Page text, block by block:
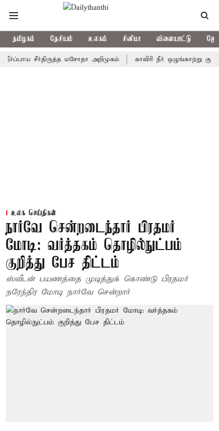
தமிழகம் தேசியம் உலகம் சினிமா விளையாட்டு
சீர்திருத்த மசோதா அறிமுகம் காவிரி நீர் ஒழுங்காற்று குழு நாளை
உலக செய்திகள்
நார்வே சென்றடைந்தார் பிரதமர்
மோடி: வர்த்தகம் தொழில்நுட்பம்
குறித்து பேச திட்டம்
ஸ்வீடன் பயணத்தை முடித்துக் கொண்டு பிரதமர்
நரேந்திர மோடி நார்வே சென்றார்